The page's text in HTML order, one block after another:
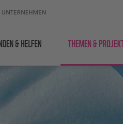
& HELFEN THEMEN &